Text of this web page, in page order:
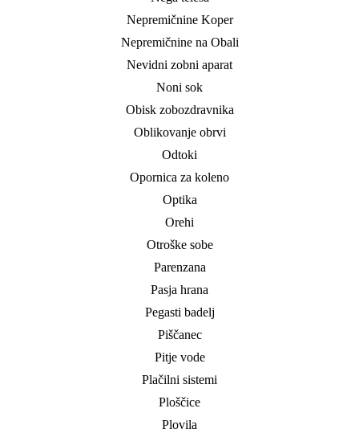
Nepremičnine Koper
Nepremičnine na Obali
Nevidni zobni aparat
Noni sok
Obisk zobozdravnika
Oblikovanje obrvi
Odtoki
Opornica za koleno
Optika
Orehi
Otroške sobe
Parenzana
Pasja hrana
Pegasti badelj
Piščanec
Pitje vode
Plačilni sistemi
Ploščice
Plovila